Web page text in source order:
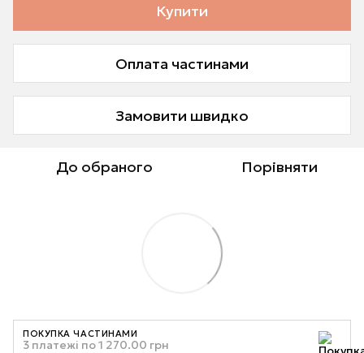
Купити
Оплата частинами
Замовити швидко
До обраного Порівняти
ПОКУПКА ЧАСТИНАМИ
3 платежі по 1 270.00 грн